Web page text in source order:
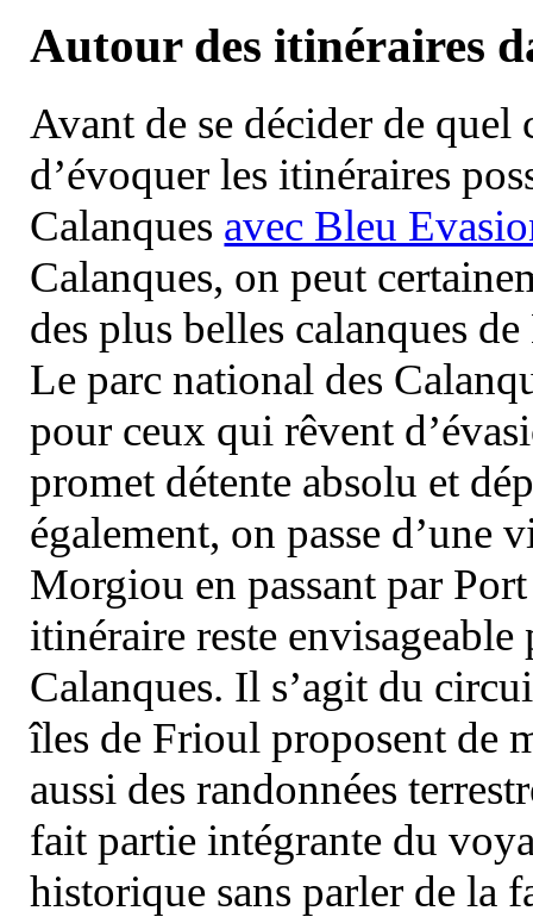
Autour des itinéraires
Avant de se décider de
d’évoquer les itinéraires
Calanques avec Bleu
Calanques, on peut
des plus belles calanques
Le parc national des
pour ceux qui rêvent
promet détente absolu et
également, on passe d’une
Morgiou en passant par
itinéraire reste
Calanques. Il s’agit du
îles de Frioul proposent de
aussi des randonnées
fait partie intégrante du
historique sans parler de la